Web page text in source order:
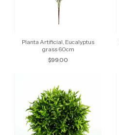
Planta Artificial, Eucalyptus
grass 60cm
$99.00